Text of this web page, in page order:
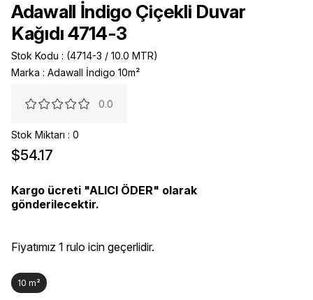
Adawall İndigo Çiçekli Duvar
Kağıdı 4714-3
Stok Kodu
(4714-3 / 10.0 MTR)
Marka : Adawall İndigo 10m²
0.0
Stok Miktarı : 0
$54.17
Kargo ücreti "ALICI ÖDER" olarak
gönderilecektir.
Fiyatımız 1 rulo icin geçerlidir.
10 m²